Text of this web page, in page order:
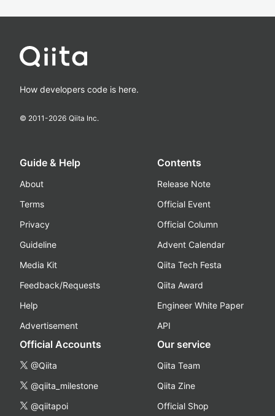
How developers code is here.
© 2011-2026 Qiita Inc.
Guide & Help
About
Terms
Privacy
Guideline
Media Kit
Feedback/Requests
Help
Advertisement
Contents
Release Note
Official Event
Official Column
Advent Calendar
Qiita Tech Festa
Qiita Award
Engineer White Paper
API
Official Accounts
@Qiita
@qiita_milestone
@qiitapoi
Our service
Qiita Team
Qiita Zine
Official Shop